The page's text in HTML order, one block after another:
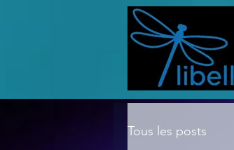
Tous les posts